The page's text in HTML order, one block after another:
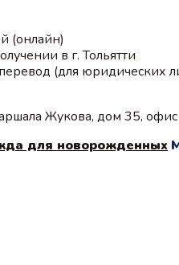
(онлайн)
в г. Тольятти
(для юридических
Жукова, дом 35,
для новорожденных